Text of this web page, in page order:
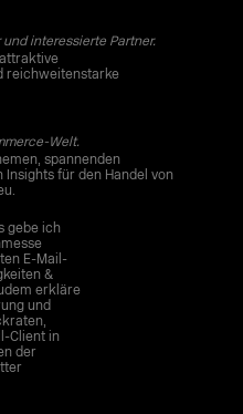
interessierte Partner.
reichweitenstarke
Welt.
spannenden
für den Handel von
gebe ich
E-Mail-
&
erkläre
und
Client in
der